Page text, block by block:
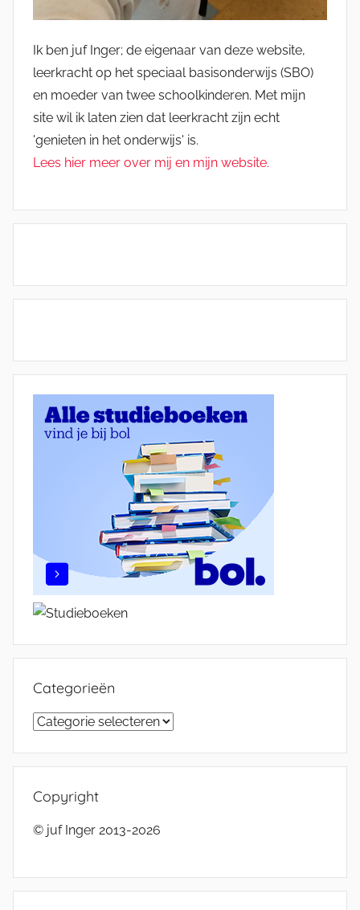
Ik ben juf Inger; de eigenaar van deze website,
leerkracht op het speciaal basisonderwijs (SBO)
en moeder van twee schoolkinderen. Met mijn
site wil ik laten zien dat leerkracht zijn echt
'genieten in het onderwijs' is.
Lees hier meer over mij en mijn website.
Categorieën
Categorieën
Copyright
© juf Inger 2013-2026